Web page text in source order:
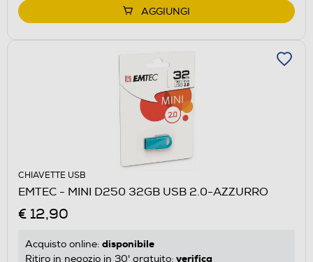
AGGIUNGI
CHIAVETTE USB
EMTEC - MINI D250 32GB USB 2.0-AZZURRO
€ 12,90
Acquisto online: disponibile
Ritiro in negozio in 30' gratuito: verifica